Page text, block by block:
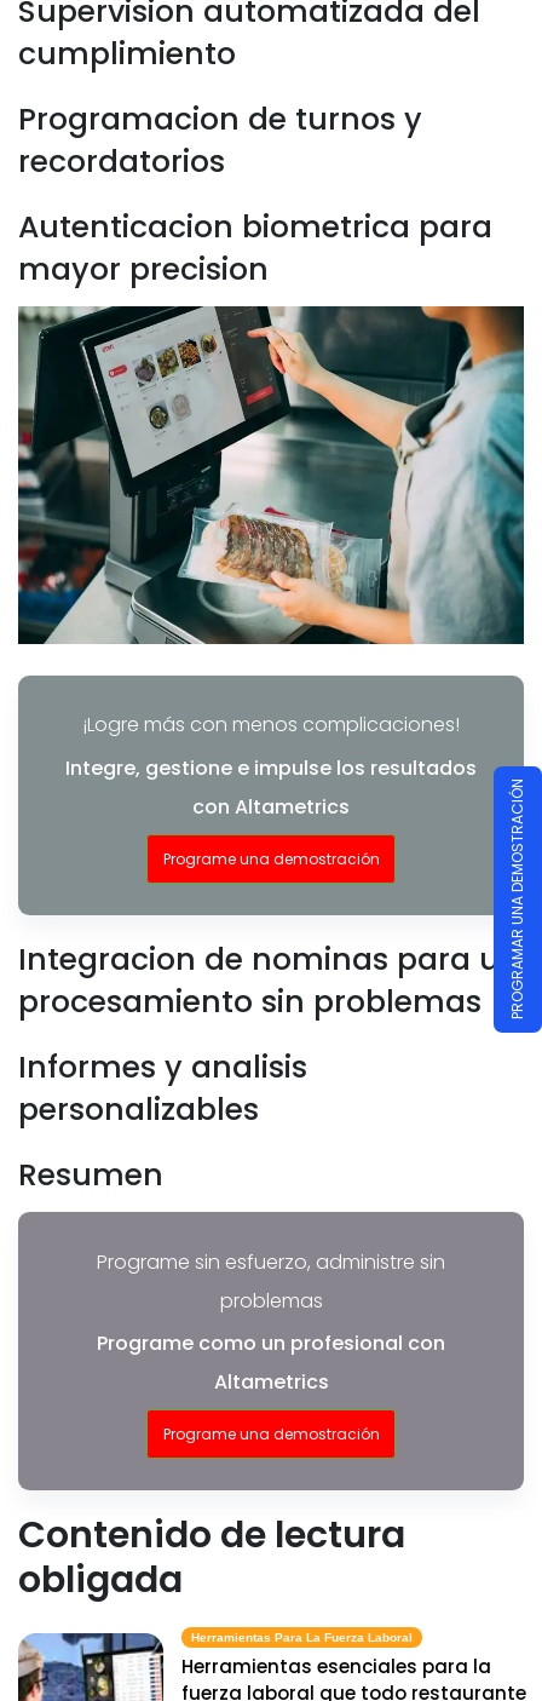
Supervision automatizada del
cumplimiento
Programacion de turnos y
recordatorios
Autenticacion biometrica para
mayor precision
¡Logre más con menos complicaciones!
Integre, gestione e impulse los resultados
con Altametrics
Programe una demostración
Integracion de nominas para un
procesamiento sin problemas
Informes y analisis
personalizables
Resumen
Programe sin esfuerzo, administre sin
problemas
Programe como un profesional con
Altametrics
Programe una demostración
Contenido de lectura
obligada
Herramientas Para La Fuerza Laboral
Herramientas esenciales para la
fuerza laboral que todo restaurante
PROGRAMAR UNA DEMOSTRACIÓN